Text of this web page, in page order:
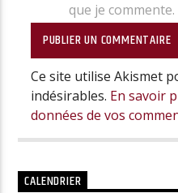
que je commente.
Ce site utilise Akismet
indésirables. En savoir
données de vos
CALENDRIER